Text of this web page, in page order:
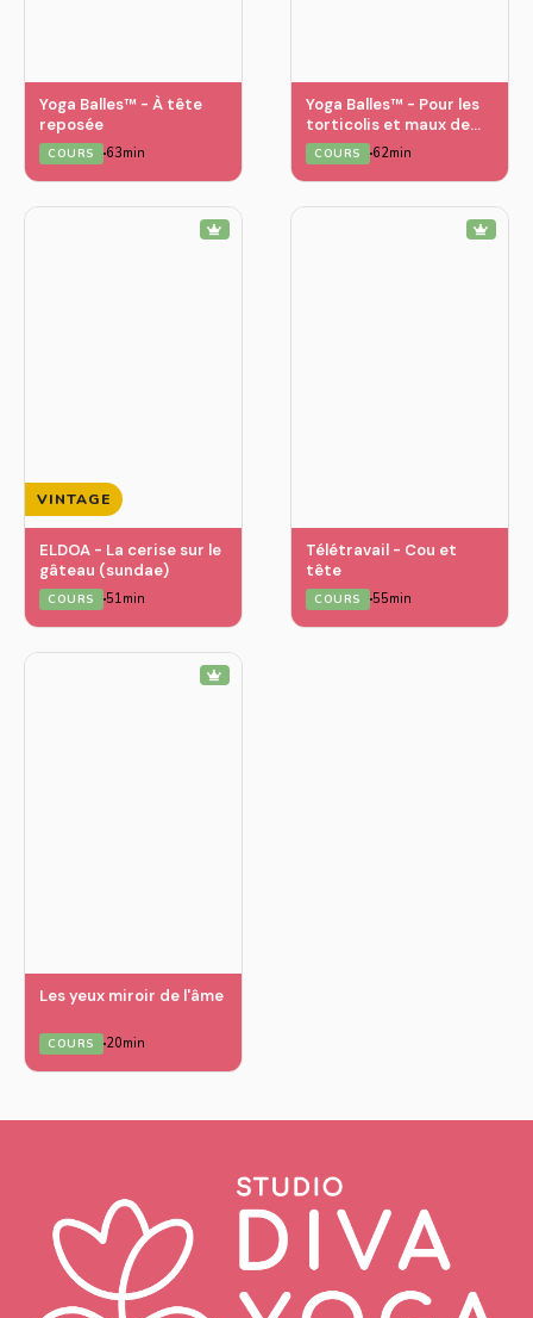
Yoga Balles™️ - À tête
reposée
COURS 63min
Yoga Balles™️ - Pour les
torticolis et maux de
tête
COURS 62min
VINTAGE
ELDOA - La cerise sur le
gâteau (sundae)
COURS 51min
Télétravail - Cou et
tête
COURS 55min
Les yeux miroir de l'âme
COURS 20min